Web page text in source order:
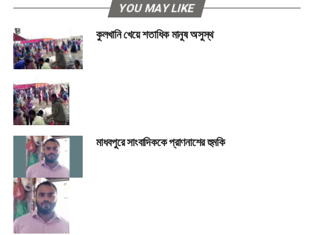
YOU MAY LIKE
কুলখানি খেয়ে শতাধিক মানুষ অসুস্থ
মাধবপুরে সাংবাদিককে প্রাণনাশের হুমকি